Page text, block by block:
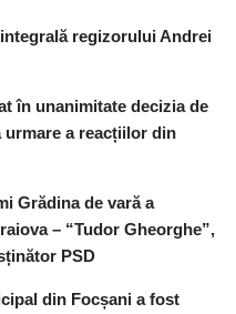
regizorului Andrei
în unanimitate decizia de
urmare a reacțiilor din
Grădina de vară a
– “Tudor Gheorghe”,
PSD
din Focșani a fost